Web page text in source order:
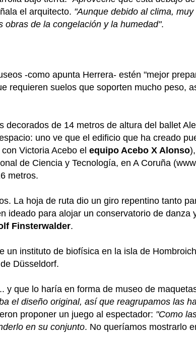
el arquitecto. "Aunque debido al clima,
de la congelación y la humedad".
-como apunta Herrera- estén "mejor
requieren suelos que soporten mucho peso,
de 14 metros de altura del ballet
uno ve que el edificio que ha creado
Victoria Acebo el equipo Acebo X Alonso
de Ciencia y Tecnología, en A Coruña
metros.
La hoja de ruta dio un giro repentino tanto
ideado para alojar un conservatorio de danza
Finsterwalder.
un instituto de biofísica en la isla de Hombroich
Düsseldorf.
que lo haría en forma de museo de
el diseño original, así que reagrupamos las
proponer un juego al espectador: "Como
en su conjunto. No queríamos mostrarlo